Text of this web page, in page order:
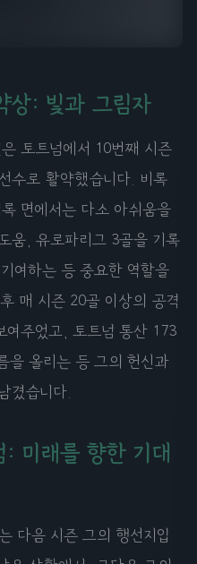
: 빛과 그림자
토트넘에서 10번째 시즌
수로 활약했습니다. 비록
면에서는 다소 아쉬움을
움, 유로파리그 3골을 기록
여하는 등 중요한 역할을
매 시즌 20골 이상의 공격
여주었고, 토트넘 통산 173
을 올리는 등 그의 헌신과
겼습니다.
미래를 향한 기대
다음 시즌 그의 행선지입